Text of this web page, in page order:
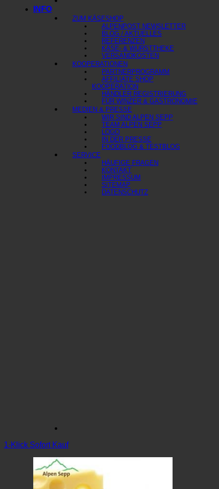
INFO
ZUM KÄSESHOP
ALPENPOST NEWSLETTER
BLOG / AKTUELLES
REFERENZEN
KÄSE- & WURSTTHEKE
VERSANDKOSTEN
KOOPERATIONEN
PARTNERPROGRAMM
AFFILIATE SHOP
KOOPERATION
HÄNDLER REGISTRIERUNG
FÜR WINZER & GASTRONOMIE
MEDIEN & PRESSE
WIR SIND ALPEN SEPP
TEAM ALPEN SEPP
LOGO
IN DER PRESSE
FOODBLOG & TESTBLOG
SERVICE
HÄUFIGE FRAGEN
KONTAKT
IMPRESSUM
SITEMAP
DATENSCHUTZ
1-Klick Sofort Kauf